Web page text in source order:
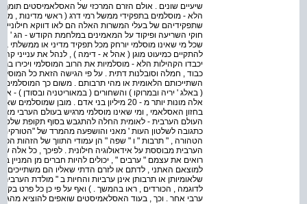
שיעיים שונים . אולם הזרם המרכזי של האסלאמיסטים
הלא - מוסלמים בתפקידי ממשל רמי דרג ( ראשי מדינות ,
שתפקידיהם של בעלי המשרות האלה הם לאו דווקא חילוניים
חוקי השריעה ופיקוד על המאמינים במלחמת הקודש - הג '
שכל מי שאינו מוסלמי יורחק מכל תפקיד מדיני או ממשלתי
להתקיים כמיעוט מוגן ( אהל א - דימה ) , לנהל את ענייני
יכבדו הקהילות הלא - מוסלמיות את הרוב המוסלמי ויכירו
כבוד , חמלה וסובלנות דתית . על פי הגישה הזאת כל
השתייכותם הלאומית או מהי תרבותם . משום כך המוסלמים
( באלג ' יריה ובמרוקו ) והשחורים ( במאוריטניה ובסודן ) -
אלה מונות יותר מ - 20 מיליון בני אדם .
בחזון האסלאמי , ומי שאינו מוסלמי מרגיש בעולם הערבי
העולם הערבית - לאומית החלה להתגבש בסוף תקופת
כתגובה לשלטון העות ' מאני והושפעה מהמרד של "הטורקים
הטהורה , " תרבות " ו " שפה " הן עמודי התווך של הזהות
הערבית מבוססת על אידאולוגיה חילונית . לפיכך , כל
רואים את עצמם " ערבים " , יכולים להיות חברים מן המניין
למוצאם האתני , לדתם או לזרם הדתי שאליו הם משתייכים .
שלאומיותן או תרבותן אינן ערביות והחיות ב " מולדת הערבית
לדוגמה , הכורדים , ראו בהמשך . ) ואף על פי כן כל פרט
ערבי אחר . וכך , בעוד האסלאמיסטים שואפים להוציא